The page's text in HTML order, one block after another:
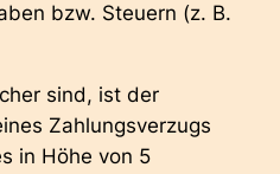
bzw. Steuern (z. B.
sind, ist der
Zahlungsverzugs
in Höhe von 5